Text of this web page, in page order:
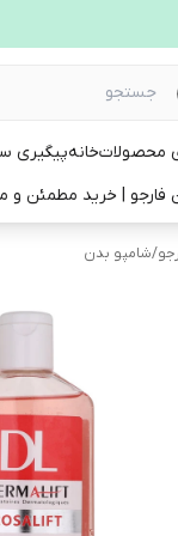
محصولاتخانهپیگیری
فارجو | خرید مطمئن
/شامپو بدن